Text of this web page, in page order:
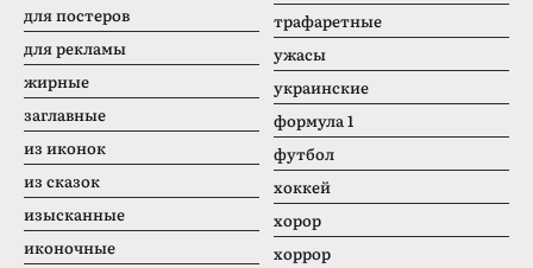
для постеров
для рекламы
жирные
заглавные
из иконок
из сказок
изысканные
иконочные
трафаретные
ужасы
украинские
формула 1
футбол
хоккей
хорор
хоррор